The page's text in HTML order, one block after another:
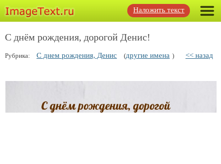
Наложить текст
С днём рождения, дорогой Денис!
Рубрика: С днем рождения, Денис (другие имена ) << назад